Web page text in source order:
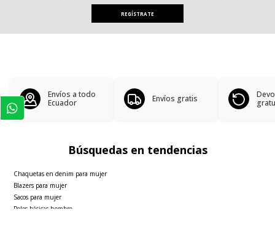
REGÍSTRATE
Envíos a todo
Ecuador
Envíos gratis
Búsquedas en tendencias
Chaquetas en denim para mujer
Blazers para mujer
Sacos para mujer
Polos básicas hombre